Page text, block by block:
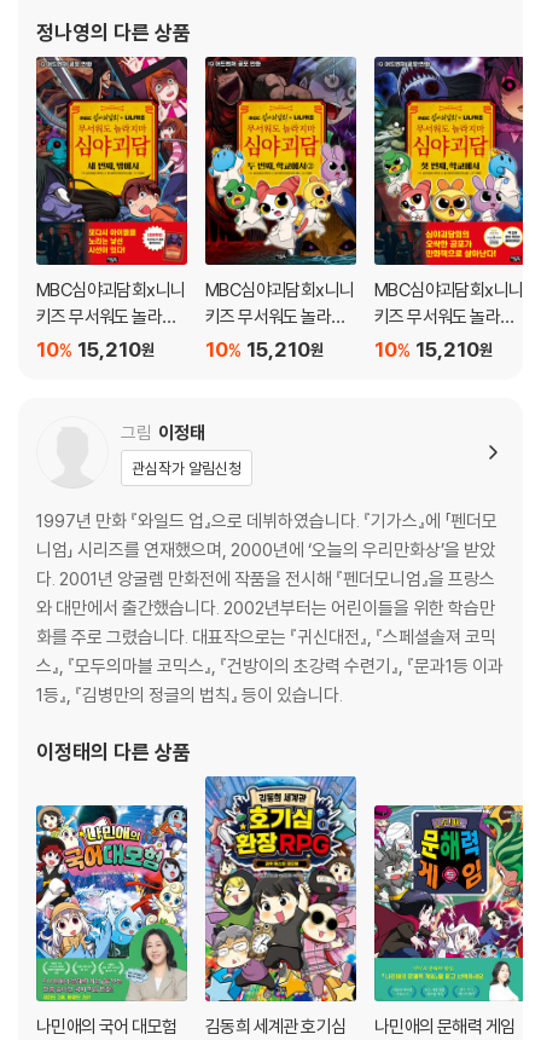
정나영의 다른 상품
MBC심야괴담회x니니
키즈 무서워도 놀라지
마 심야괴담 : 세 번째,
15,210원
10%
MBC심야괴담회x니니
키즈 무서워도 놀라지
마 심야괴담 : 두 번째,
15,210원
10%
MBC심야괴담회x니니
키즈 무서워도 놀라지
마 심야괴담 : 첫 번째,
15,210원
10%
그림 이정태
관심작가 알림신청
1997년 만화 『와일드 업』으로 데뷔하였습니다. 『기가스』에 「펜더모
니엄」 시리즈를 연재했으며, 2000년에 ‘오늘의 우리만화상’을 받았
다. 2001년 앙굴렘 만화전에 작품을 전시해 『펜더모니엄』을 프랑스
와 대만에서 출간했습니다. 2002년부터는 어린이들을 위한 학습만
화를 주로 그렸습니다. 대표작으로는 『귀신대전』, 『스페셜솔져 코믹
스』, 『모두의마블 코믹스』, 『건방이의 초강력 수련기』, 『문과1등 이과
1등』, 『김병만의 정글의 법칙』 등이 있습니다.
이정태의 다른 상품
나민애의 국어 대모험
김동희 세계관 호기심
나민애의 문해력 게임